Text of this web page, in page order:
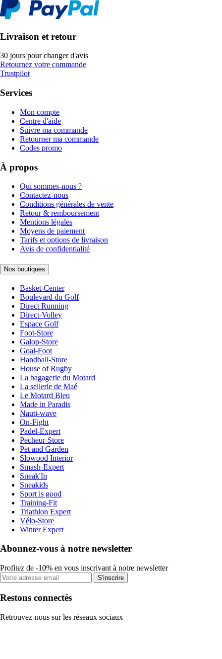
Livraison et retour
30 jours pour changer d'avis
Retournez votre commande
Trustpilot
Services
Mon compte
Centre d'aide
Suivre ma commande
Retourner ma commande
Codes promo
À propos
Qui sommes-nous ?
Contactez-nous
Conditions générales de vente
Retour & remboursement
Mentions légales
Moyens de paiement
Tarifs et options de livraison
Avis de confidentialité
Nos boutiques
Basket-Center
Boulevard du Golf
Direct Running
Direct-Volley
Espace Golf
Foot-Store
Galop-Store
Goal-Foot
Handball-Store
House of Rugby
La bagagerie du Motard
La sellerie de Maé
Le Motard Bleu
Made in Paradis
Nauti-wave
On-Fight
Padel-Expert
Pecheur-Store
Pet and Garden
Slowood Interior
Smash-Expert
Sneak'In
Sneakids
Sport is good
Training-Fit
Triathlon Expert
Vélo-Store
Winter Expert
Abonnez-vous à notre newsletter
Profitez de -10% en vous inscrivant à notre newsletter
S'inscrire
Restons connectés
Retrouvez-nous sur les réseaux sociaux